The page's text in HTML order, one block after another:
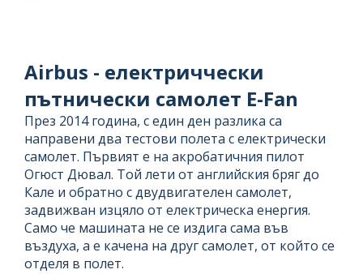
Airbus - електриччески
пътнически самолет E-Fan
През 2014 година, с един ден разлика са
направени два тестови полета с електрически
самолет. Първият е на акробатичния пилот
Огюст Дювал. Той лети от английския бряг до
Кале и обратно с двудвигателен самолет,
задвижван изцяло от електрическа енергия.
Само че машината не се издига сама във
въздуха, а е качена на друг самолет, от който се
отделя в полет.